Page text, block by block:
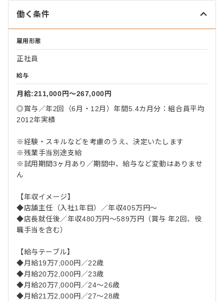
働く条件
雇用形態
正社員
給与
月給:211,000円〜267,000円
◎賞与／年2回（6月・12月）年間5.4カ月分：組合員平均
2012年実績
※経験・スキルなどを考慮のうえ、決定いたします
※残業手当別途支給
※試用期間3ヶ月あり／期間中、給与など変動はありませ
ん
【年収イメージ】
◆店舗主任（入社1年目）／年収405万円～
◆店長就任後／年収480万円～589万円（賞与 年2回、役
職手当を含む）
【給与テーブル】
◆月給19万7,000円／22歳
◆月給20万2,000円／23歳
◆月給20万7,000円／24～26歳
◆月給21万2,000円／27～28歳